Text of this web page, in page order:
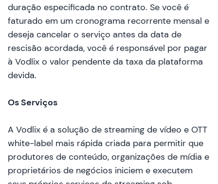
duração especificada no contrato. Se você é
faturado em um cronograma recorrente mensal e
deseja cancelar o serviço antes da data de
rescisão acordada, você é responsável por pagar
à Vodlix o valor pendente da taxa da plataforma
devida.
Os Serviços
A Vodlix é a solução de streaming de vídeo e OTT
white-label mais rápida criada para permitir que
produtores de conteúdo, organizações de mídia e
proprietários de negócios iniciem e executem